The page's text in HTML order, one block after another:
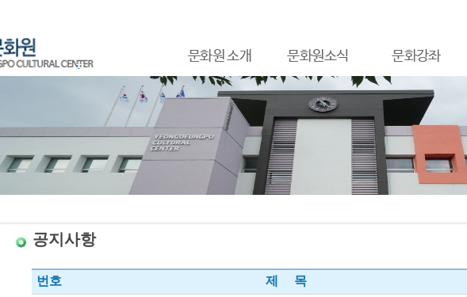
문화원 소개 문화원소식 문화강좌
공지사항
번호 제 목